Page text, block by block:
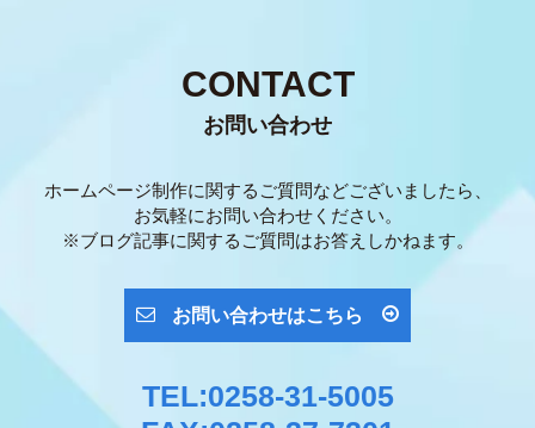
CONTACT
お問い合わせ
ホームページ制作に関するご質問などございましたら、
お気軽にお問い合わせください。
※ブログ記事に関するご質問はお答えしかねます。
お問い合わせはこちら
TEL:0258-31-5005